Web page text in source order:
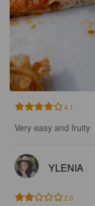
4.1
Very easy and fruity
YLENIA
2.0